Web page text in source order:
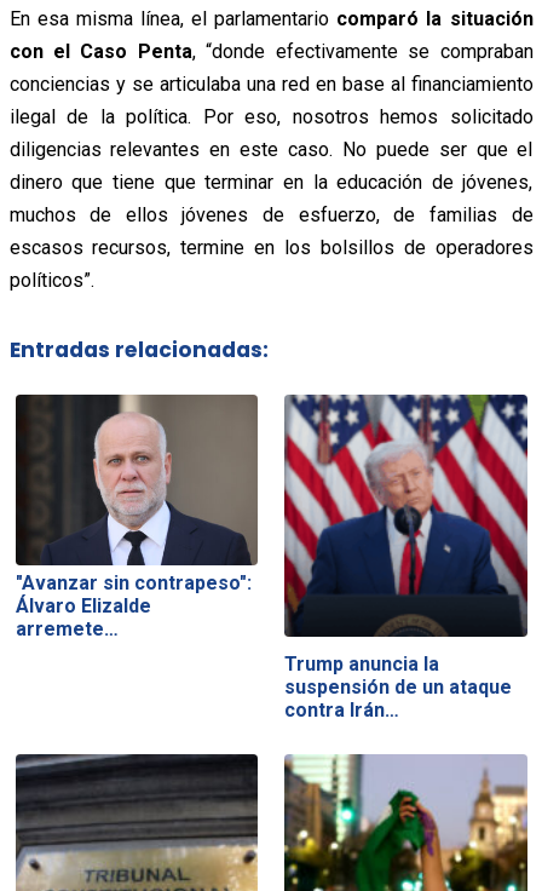
En esa misma línea, el parlamentario comparó la situación
con el Caso Penta, “donde efectivamente se compraban
conciencias y se articulaba una red en base al financiamiento
ilegal de la política. Por eso, nosotros hemos solicitado
diligencias relevantes en este caso. No puede ser que el
dinero que tiene que terminar en la educación de jóvenes,
muchos de ellos jóvenes de esfuerzo, de familias de
escasos recursos, termine en los bolsillos de operadores
políticos”.
Entradas relacionadas:
"Avanzar sin contrapeso":
Álvaro Elizalde
arremete…
Trump anuncia la
suspensión de un ataque
contra Irán…